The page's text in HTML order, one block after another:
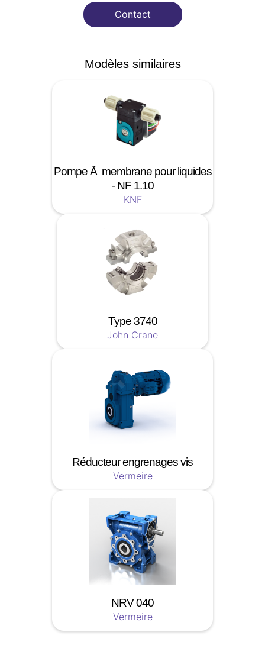
Contact
Modèles similaires
Pompe Ã membrane pour liquides
- NF 1.10
KNF
Type 3740
John Crane
Réducteur engrenages vis
Vermeire
NRV 040
Vermeire